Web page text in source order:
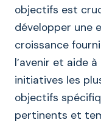
objectifs est
développer une
croissance
l’avenir et aide
initiatives les
objectifs
pertinents et